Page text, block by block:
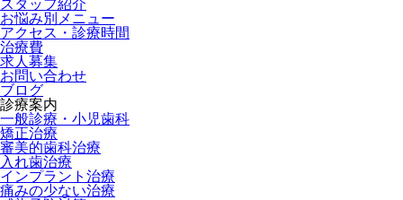
スタッフ紹介
お悩み別メニュー
アクセス・診療時間
治療費
求人募集
お問い合わせ
ブログ
診療案内
一般診療・小児歯科
矯正治療
審美的歯科治療
入れ歯治療
インプラント治療
痛みの少ない治療